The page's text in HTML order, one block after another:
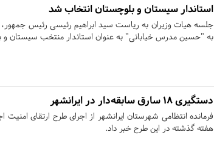
استاندار سیستان ‎و بلوچستان انتخاب شد
جلسه هیات وزیران به ریاست سید ابراهیم رئیسی رئیس
به "حسین مدرس خیابانی" به عنوان استاندار منتخب سیستان و
دستگیری ۱۸ سارق سابقه‌دار در ایرانشهر
هفته گذشته در این طرح خبر داد.